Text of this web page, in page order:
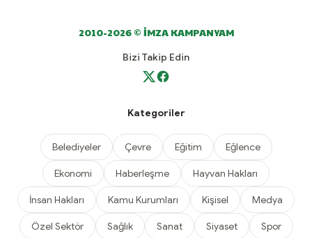
2010-2026 © İMZA KAMPANYAM
Bizi Takip Edin
Kategoriler
Belediyeler Çevre Eğitim Eğlence
Ekonomi Haberleşme Hayvan Hakları
İnsan Hakları Kamu Kurumları Kişisel Medya
Özel Sektör Sağlık Sanat Siyaset Spor